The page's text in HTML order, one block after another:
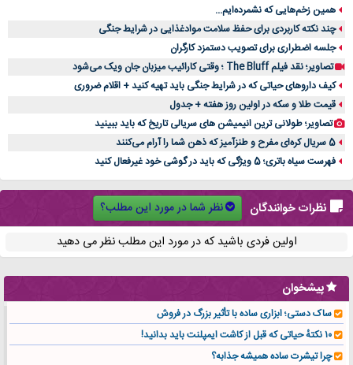
همین زخم‌هایی که نشمرده‌ایم...
چند نکته کاربردی برای حفظ سلامت موادغذایی در شرایط جنگی
جلسه اضطراری برای تصویب دستمزد کارگران
تصاویر؛ نقد فیلم The Bluff ؛ وقتی کارائیب میزبان جان ویک می‌شود
کیف داروهای حیاتی که در شرایط جنگی باید تهیه کنید + اقلام ضروری
قیمت طلا و سکه در اولین روز هفته + جدول
تصاویر؛ طولانی ترین انیمیشن های سریالی تاریخ که باید ببینید
5 سریال کره‌ای مفرح و طنزآمیز که ذهن شما را آرام می‌کنند
فهرست سیاه باتری؛ 5 ویژگی که باید در گوشی خود غیرفعال کنید
نظرات خوانندگان
نظر شما در مورد این مطلب؟
اولین فردی باشید که در مورد این مطلب نظر می دهید
پیشخوان
ساک دستی؛ ابزاری ساده با تأثیر بزرگ در فروش
۱۰ نکتهٔ حیاتی که قبل از کاشت ایمپلنت باید بدانید!
چرا تیشرت ساده همیشه جذابه؟